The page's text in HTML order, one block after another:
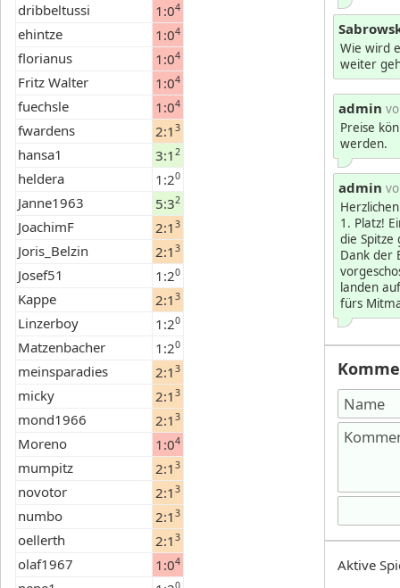
Wie wird
weiter
admin
Preise
werden.
admin
1. Platz!
die Spitze
Dank der
landen
fürs
Aktive
dribbeltussi 1:04
ehintze 1:04
florianus 1:04
Fritz Walter 1:04
fuechsle 1:04
fwardens 2:1 3
hansa1 3:1 2
heldera 1:20
Janne1963 5:32
JoachimF 2:1 3
Joris_Belzin 2:1 3
Josef51 1:20
Kappe 2:1 3
Linzerboy 1:20
Matzenbacher 1:20
meinsparadies 2:1 3
micky 2:1 3
mond1966 2:1 3
Moreno 1:04
mumpitz 2:1 3
novotor 2:1 3
numbo 2:1 3
oellerth 2:1 3
olaf1967 1:04
0